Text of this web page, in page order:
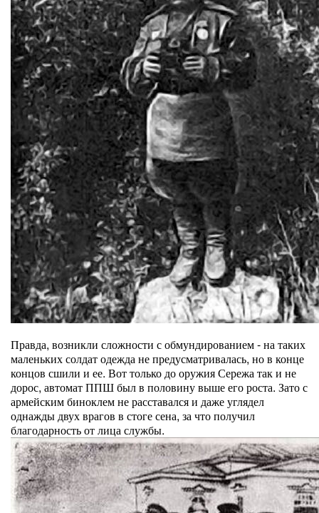
Правда, возникли сложности с обмундированием - на таких
маленьких солдат одежда не предусматривалась, но в конце
концов сшили и ее. Вот только до оружия Сережа так и не
дорос, автомат ППШ был в половину выше его роста. Зато с
армейским биноклем не расставался и даже углядел
однажды двух врагов в стоге сена, за что получил
благодарность от лица службы.